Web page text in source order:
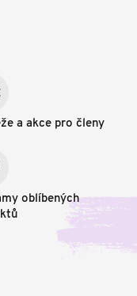
a akce pro členy
oblíbených